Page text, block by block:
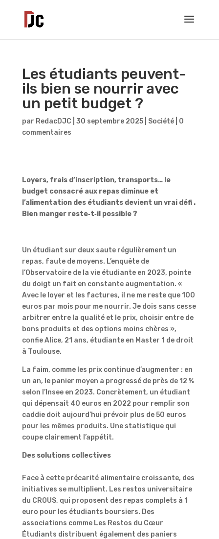
Les étudiants peuvent-
ils bien se nourrir avec
un petit budget ?
par RedacDJC 30 septembre 2025| Société| 0
commentaires
Loyers, frais d’inscription, transports… le
budget consacré aux repas diminue et
l’alimentation des étudiants devient un vrai défi .
Bien manger reste‑t‑il possible ?
Un étudiant sur deux saute régulièrement un
repas, faute de moyens. L’enquête de
l’Observatoire de la vie étudiante en 2023, pointe
du doigt un fait en constante augmentation. «
Avec le loyer et les factures, il ne me reste que 100
euros par mois pour me nourrir. Je dois sans cesse
arbitrer entre la qualité et le prix, choisir entre de
bons produits et des options moins chères »,
confie Alice, 21 ans, étudiante en Master 1 de droit
à Toulouse.
La faim, comme les prix continue d’augmenter : en
un an, le panier moyen a progressé de près de 12 %
selon l’Insee en 2023. Concrètement, un étudiant
qui dépensait 40 euros en 2022 pour remplir son
caddie doit aujourd’hui prévoir plus de 50 euros
pour les mêmes produits. Une statistique qui
coupe clairement l’appétit.
Des solutions collectives
Face à cette précarité alimentaire croissante, des
initiatives se multiplient. Les restos universitaire
du CROUS, qui proposent des repas complets à 1
euro pour les étudiants boursiers. Des
associations comme Les Restos du Cœur
Étudiants distribuent également des paniers